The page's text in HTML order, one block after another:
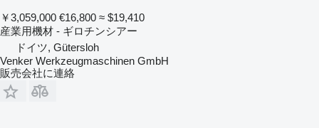
￥3,059,000 €16,800 ≈ $19,410
産業用機材 - ギロチンシアー
ドイツ, Gütersloh
Venker Werkzeugmaschinen GmbH
販売会社に連絡